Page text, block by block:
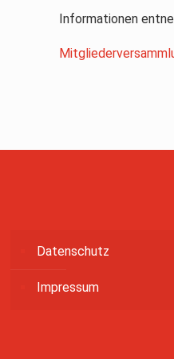
Informationen
Datenschutz
Impressum